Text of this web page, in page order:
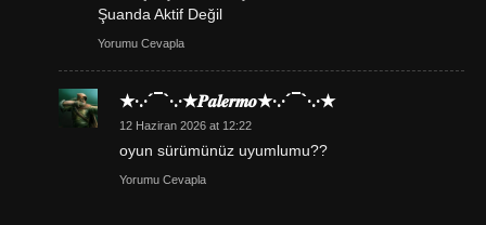
Şuanda Aktif Değil
Yorumu Cevapla
★·.·´¯`·.·★𝑷𝒂𝒍𝒆𝒓𝒎𝒐★·.·´¯`·.·★
12 Haziran 2026 at 12:22
oyun sürümünüz uyumlumu??
Yorumu Cevapla